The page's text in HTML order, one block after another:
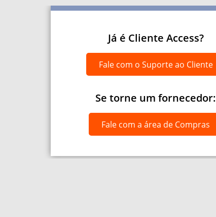
Já é Cliente Access?
Fale com o Suporte ao Cliente
Se torne um fornecedor:
Fale com a área de Compras